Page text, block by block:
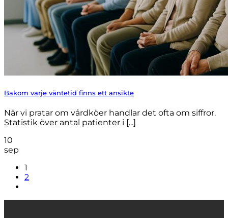
Bakom varje väntetid finns ett ansikte
När vi pratar om vårdköer handlar det ofta om siffror.
Statistik över antal patienter i [...]
10
sep
1
2